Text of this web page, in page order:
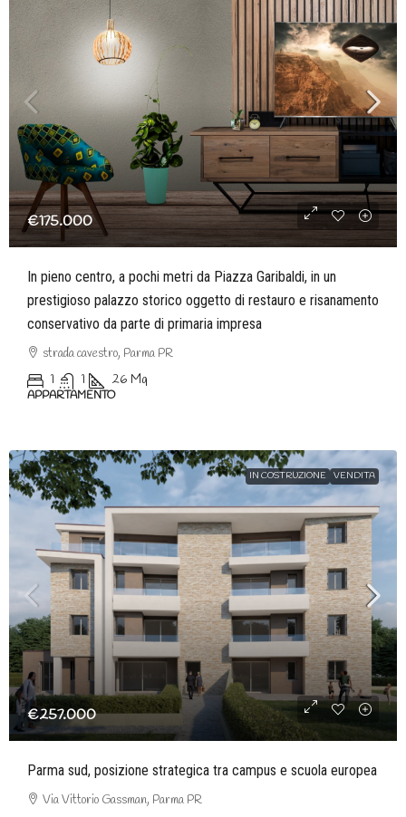
€175.000
In pieno centro, a pochi metri da Piazza Garibaldi, in un
prestigioso palazzo storico oggetto di restauro e risanamento
conservativo da parte di primaria impresa
strada cavestro, Parma PR
1 1 26 Mq
APPARTAMENTO
IN COSTRUZIONE VENDITA
€257.000
Parma sud, posizione strategica tra campus e scuola europea
Via Vittorio Gassman, Parma PR